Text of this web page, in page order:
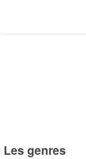
Les genres